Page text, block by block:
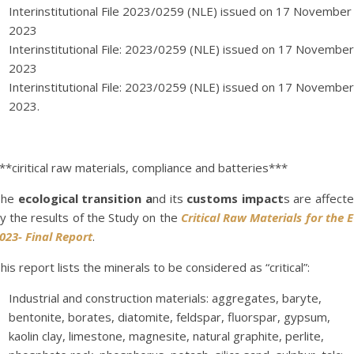
Interinstitutional File 2023/0259 (NLE) issued on 17 November
2023
Interinstitutional File: 2023/0259 (NLE) issued on 17 November
2023
Interinstitutional File: 2023/0259 (NLE) issued on 17 November
2023.
raw materials, compliance and batteries***
ecological transition and its customs impacts are
the results of the Study on the Critical Raw Materials for the
Final Report.
report lists the minerals to be considered as “critical”:
Industrial and construction materials: aggregates, baryte,
bentonite, borates, diatomite, feldspar, fluorspar, gypsum,
kaolin clay, limestone, magnesite, natural graphite, perlite,